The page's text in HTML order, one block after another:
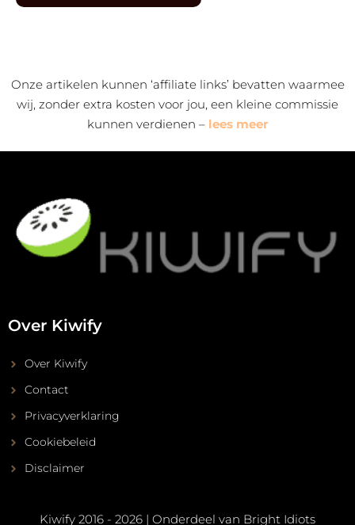
Onze artikelen kunnen ‘affiliate links’ bevatten waarmee
wij, zonder extra kosten voor jou, een kleine commissie
kunnen verdienen – lees meer
Over Kiwify
Over Kiwify
Contact
Privacyverklaring
Cookiebeleid
Disclaimer
Kiwify 2016 - 2026 | Onderdeel van Bright Idiots